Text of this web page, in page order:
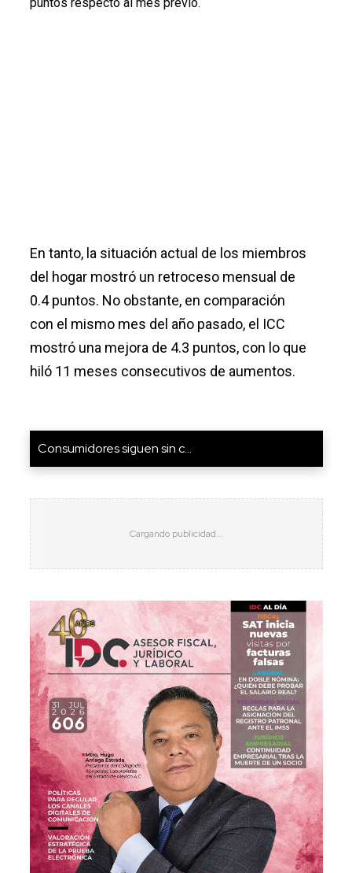
En tanto, la situación actual de los miembros
del hogar mostró un retroceso mensual de
0.4 puntos. No obstante, en comparación
con el mismo mes del año pasado, el ICC
mostró una mejora de 4.3 puntos, con lo que
hiló 11 meses consecutivos de aumentos.
Consumidores siguen sin c...